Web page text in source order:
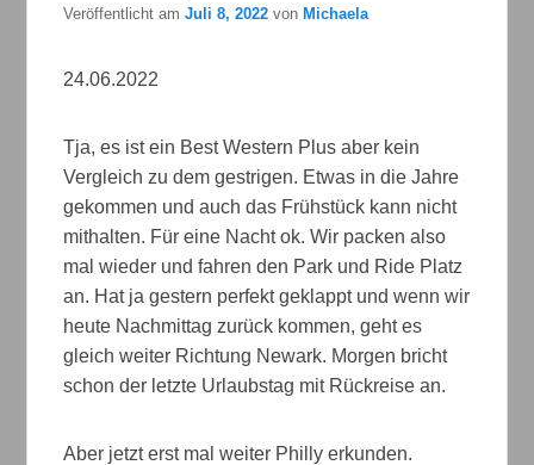
Veröffentlicht amJuli 8, 2022 vonMichaela
24.06.2022
Tja, es ist ein Best Western Plus aber kein
Vergleich zu dem gestrigen. Etwas in die Jahre
gekommen und auch das Frühstück kann nicht
mithalten. Für eine Nacht ok. Wir packen also
mal wieder und fahren den Park und Ride Platz
an. Hat ja gestern perfekt geklappt und wenn wir
heute Nachmittag zurück kommen, geht es
gleich weiter Richtung Newark. Morgen bricht
schon der letzte Urlaubstag mit Rückreise an.
Aber jetzt erst mal weiter Philly erkunden.